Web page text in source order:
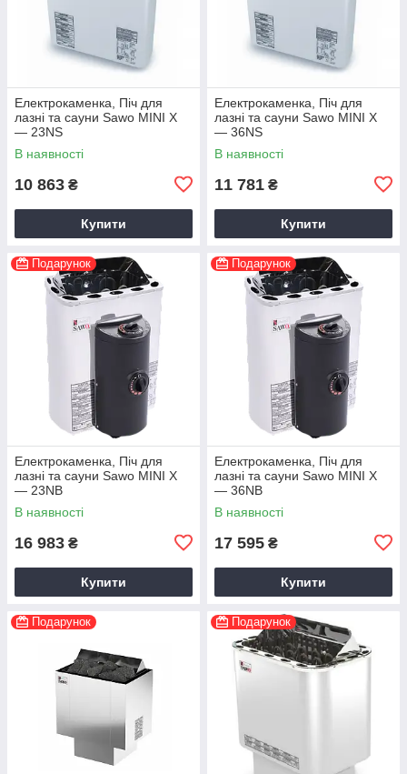
Електрокаменка, Піч для
лазні та сауни Sawo MINI X
— 23NS
В наявності
10 863 ₴
Купити
Електрокаменка, Піч для
лазні та сауни Sawo MINI X
— 36NS
В наявності
11 781 ₴
Купити
Подарунок
Електрокаменка, Піч для
лазні та сауни Sawo MINI X
— 23NB
В наявності
16 983 ₴
Купити
Подарунок
Електрокаменка, Піч для
лазні та сауни Sawo MINI X
— 36NB
В наявності
17 595 ₴
Купити
Подарунок Подарунок